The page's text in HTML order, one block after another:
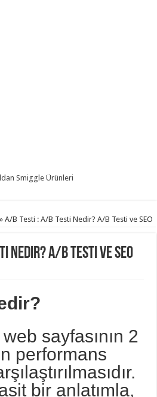
» A/B Testi : A/B Testi Nedir? A/B Testi ve SEO
Nedir? A/B Testi ve SEO
sayfasının 2
performans
bir anlatımla,